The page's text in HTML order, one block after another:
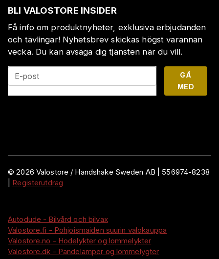
BLI VALOSTORE INSIDER
Få info om produktnyheter, exklusiva erbjudanden
och tävlingar! Nyhetsbrev skickas högst varannan
vecka. Du kan avsäga dig tjänsten när du vill.
E-post
GÅ
MED
©2026 Valostore / Handshake Sweden AB
556974-8238
Registerutdrag
Autodude - Bilvård och bilvax
Valostore.fi - Pohjoismaiden suurin valokauppa
Valostore.no - Hodelykter og lommelykter
Valostore.dk - Pandelamper og lommelygter